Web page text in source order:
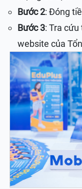
Bước 2: Đóng
Bước 3: Tra
website của